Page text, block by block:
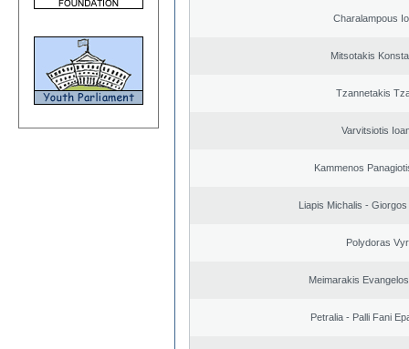
Charalampous
Mitsotakis
Tzannetakis
Varvitsiotis
Kammenos
Liapis Michalis -
Polydoras
Meimarakis
Petralia - Palli Fani